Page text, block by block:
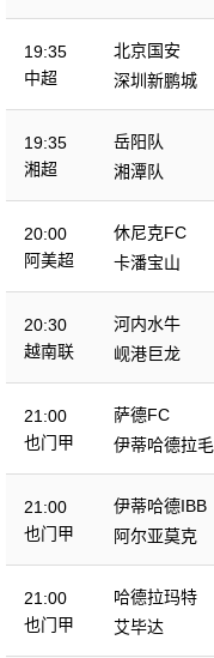
19:35
中超
北京国安
深圳新鹏城
19:35
湘超
岳阳队
湘潭队
20:00
阿美超
休尼克FC
卡潘宝山
20:30
越南联
河内水牛
岘港巨龙
21:00
也门甲
萨德FC
伊蒂哈德拉毛
21:00
也门甲
伊蒂哈德IBB
阿尔亚莫克
21:00
也门甲
哈德拉玛特
艾毕达